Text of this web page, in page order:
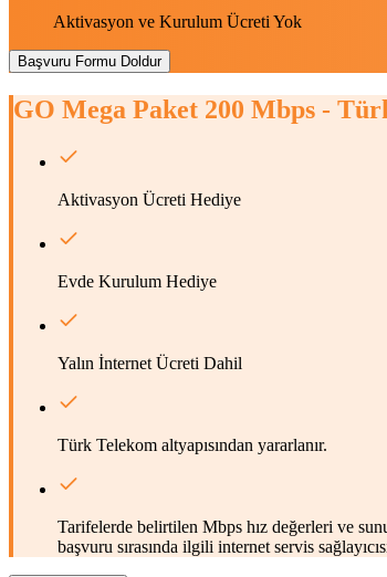
Aktivasyon ve Kurulum Ücreti Yok
Başvuru Formu Doldur
GO Mega Paket 200 Mbps -
Aktivasyon Ücreti Hediye
Evde Kurulum Hediye
Yalın İnternet Ücreti Dahil
Türk Telekom altyapısından yararlanır.
Tarifelerde belirtilen Mbps hız değerleri ve
başvuru sırasında ilgili internet servis